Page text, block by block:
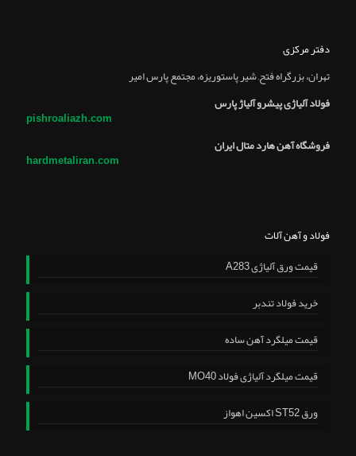
دفتر مرکزی
تهران، بزرگراه فتح, شير پاستوريزه، مجتمع پارس امير
فولاد آلیاژی پیشرو آلیاژ پارس
pishroaliazh.com
فروشگاه آهن هارد متال ایران
hardmetaliran.com
فولاد و آهن آلات
قیمت ورق آلیاژی A283
خرید فولاد تندبر
قیمت میلگرد آهن ساده
قیمت میلگرد آلیاژی فولاد MO40
ورق ST52 اکسین اهواز